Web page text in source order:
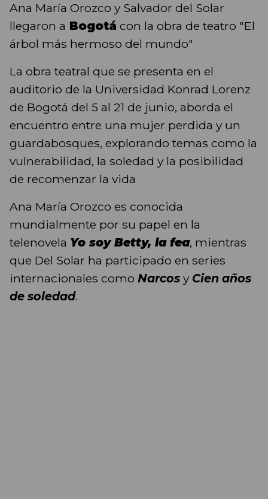
Ana María Orozco y Salvador del Solar
llegaron a Bogotá con la obra de teatro "El
árbol más hermoso del mundo"
La obra teatral que se presenta en el
auditorio de la Universidad Konrad Lorenz
de Bogotá del 5 al 21 de junio, aborda el
encuentro entre una mujer perdida y un
guardabosques, explorando temas como la
vulnerabilidad, la soledad y la posibilidad
de recomenzar la vida
Ana María Orozco es conocida
mundialmente por su papel en la
telenovela Yo soy Betty, la fea, mientras
que Del Solar ha participado en series
internacionales como Narcos y Cien años
de soledad.